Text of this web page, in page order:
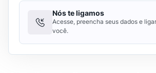
Nós te ligamos
Acesse, preencha seus dados e
você.